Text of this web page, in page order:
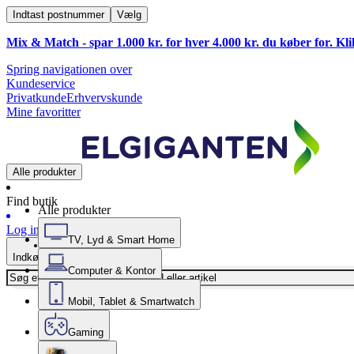
Indtast postnummer Vælg
Mix & Match - spar 1.000 kr. for hver 4.000 kr. du køber for.
Spring navigationen over
Kundeservice
PrivatkundeErhvervskunde
Mine favoritter
Alle produkter
Find butik
Log ind
Indkøbskurv
Alle produkter
TV, Lyd & Smart Home
Computer & Kontor
Mobil, Tablet & Smartwatch
Gaming